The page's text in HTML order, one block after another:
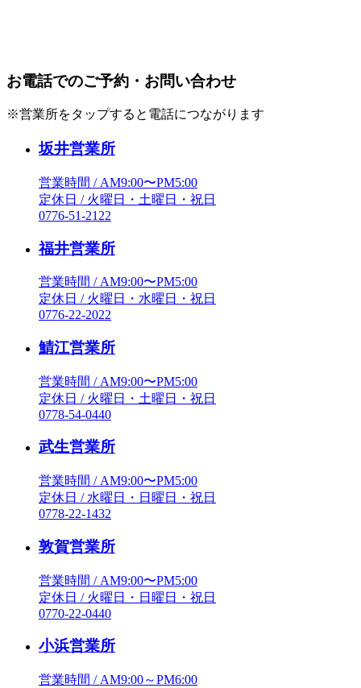
お電話でのご予約・お問い合わせ
※営業所をタップすると電話につながります
坂井営業所
営業時間 / AM9:00〜PM5:00
定休日 / 火曜日・土曜日・祝日
0776-51-2122
福井営業所
営業時間 / AM9:00〜PM5:00
定休日 / 火曜日・水曜日・祝日
0776-22-2022
鯖江営業所
営業時間 / AM9:00〜PM5:00
定休日 / 火曜日・土曜日・祝日
0778-54-0440
武生営業所
営業時間 / AM9:00〜PM5:00
定休日 / 水曜日・日曜日・祝日
0778-22-1432
敦賀営業所
営業時間 / AM9:00〜PM5:00
定休日 / 火曜日・日曜日・祝日
0770-22-0440
小浜営業所
営業時間 / AM9:00～PM6:00